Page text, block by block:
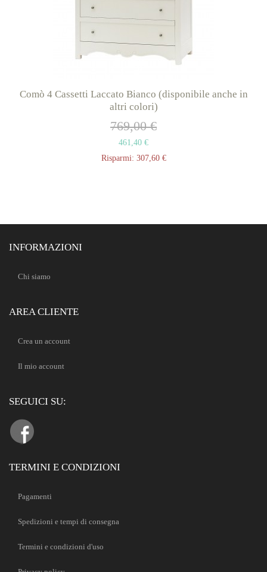
Comò 4 Cassetti Laccato Bianco (disponibile anche in
altri colori)
769,00 €
461,40 €
Risparmi: 307,60 €
INFORMAZIONI
Chi siamo
AREA CLIENTE
Crea un account
Il mio account
SEGUICI SU:
TERMINI E CONDIZIONI
Pagamenti
Spedizioni e tempi di consegna
Termini e condizioni d'uso